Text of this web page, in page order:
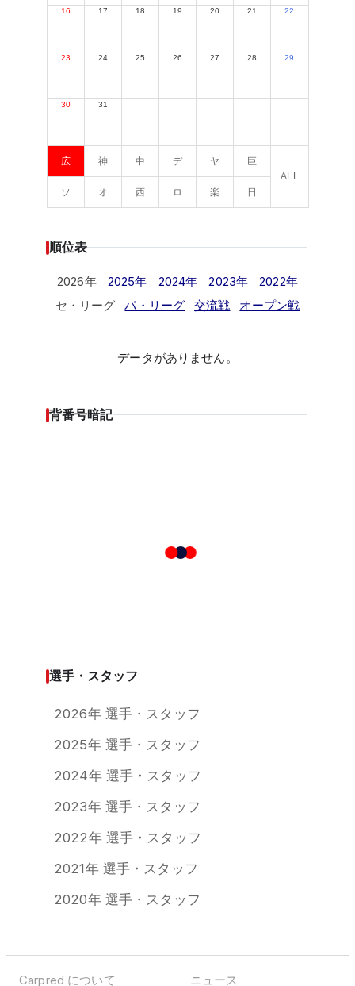
16 17 18 19 20 21 22
23 24 25 26 27 28 29
30 31
広 神 中 デ ヤ
巨
ALL
ソ
オ 西 ロ 楽 日
順位表
2026年 2025年 2024年 2023年
2022年
セ・リーグ
パ・リーグ 交流戦 オープン戦
データがありません。
背番号暗記
選手・スタッフ
2026年 選手・スタッフ
2025年 選手・スタッフ
2024年 選手・スタッフ
2023年 選手・スタッフ
2022年 選手・スタッフ
2021年 選手・スタッフ
2020年 選手・スタッフ
Carpred について ニュース